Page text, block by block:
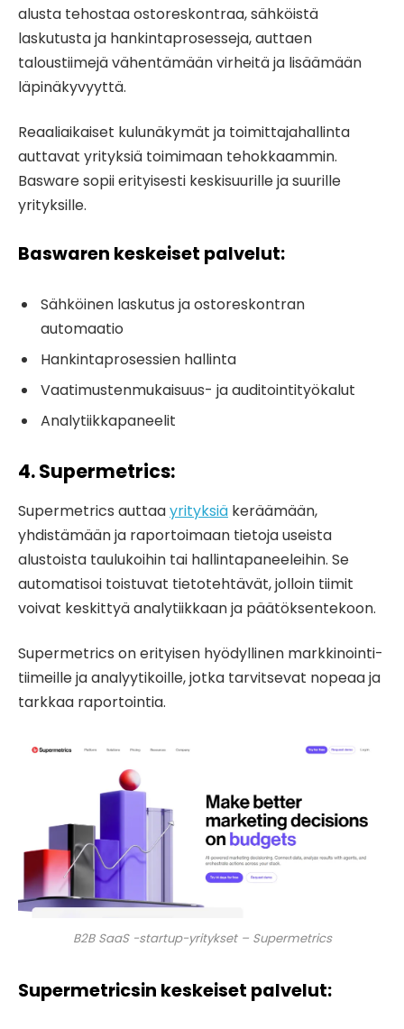
alusta tehostaa ostoreskontraa, sähköistä
laskutusta ja hankintaprosesseja, auttaen
taloustiimejä vähentämään virheitä ja lisäämään
läpinäkyvyyttä.
Reaaliaikaiset kulunäkymät ja toimittajahallinta
auttavat yrityksiä toimimaan tehokkaammin.
Basware sopii erityisesti keskisuurille ja suurille
yrityksille.
Baswaren keskeiset palvelut:
Sähköinen laskutus ja ostoreskontran
automaatio
Hankintaprosessien hallinta
Vaatimustenmukaisuus- ja auditointityökalut
Analytiikkapaneelit
4. Supermetrics:
Supermetrics auttaayrityksiä keräämään,
yhdistämään ja raportoimaan tietoja useista
alustoista taulukoihin tai hallintapaneeleihin. Se
automatisoi toistuvat tietotehtävät, jolloin tiimit
voivat keskittyä analytiikkaan ja päätöksentekoon.
Supermetrics on erityisen hyödyllinen markkinointi-
tiimeille ja analyytikoille, jotka tarvitsevat nopeaa ja
tarkkaa raportointia.
B2B SaaS -startup-yritykset – Supermetrics
Supermetricsin keskeiset palvelut: